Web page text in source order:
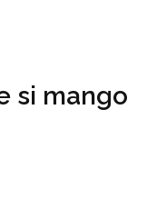
si mango